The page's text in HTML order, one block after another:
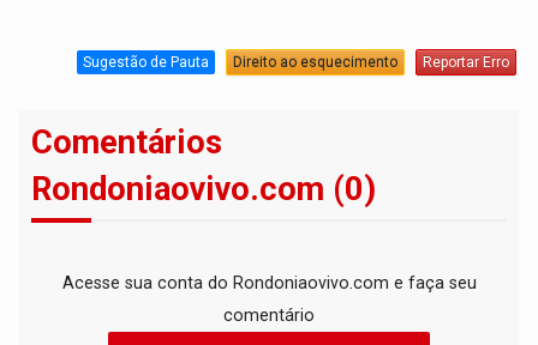
Sugestão de Pauta Direito ao esquecimento Reportar Erro
Comentários
Rondoniaovivo.com (0)
Acesse sua conta do Rondoniaovivo.com e faça seu
comentário